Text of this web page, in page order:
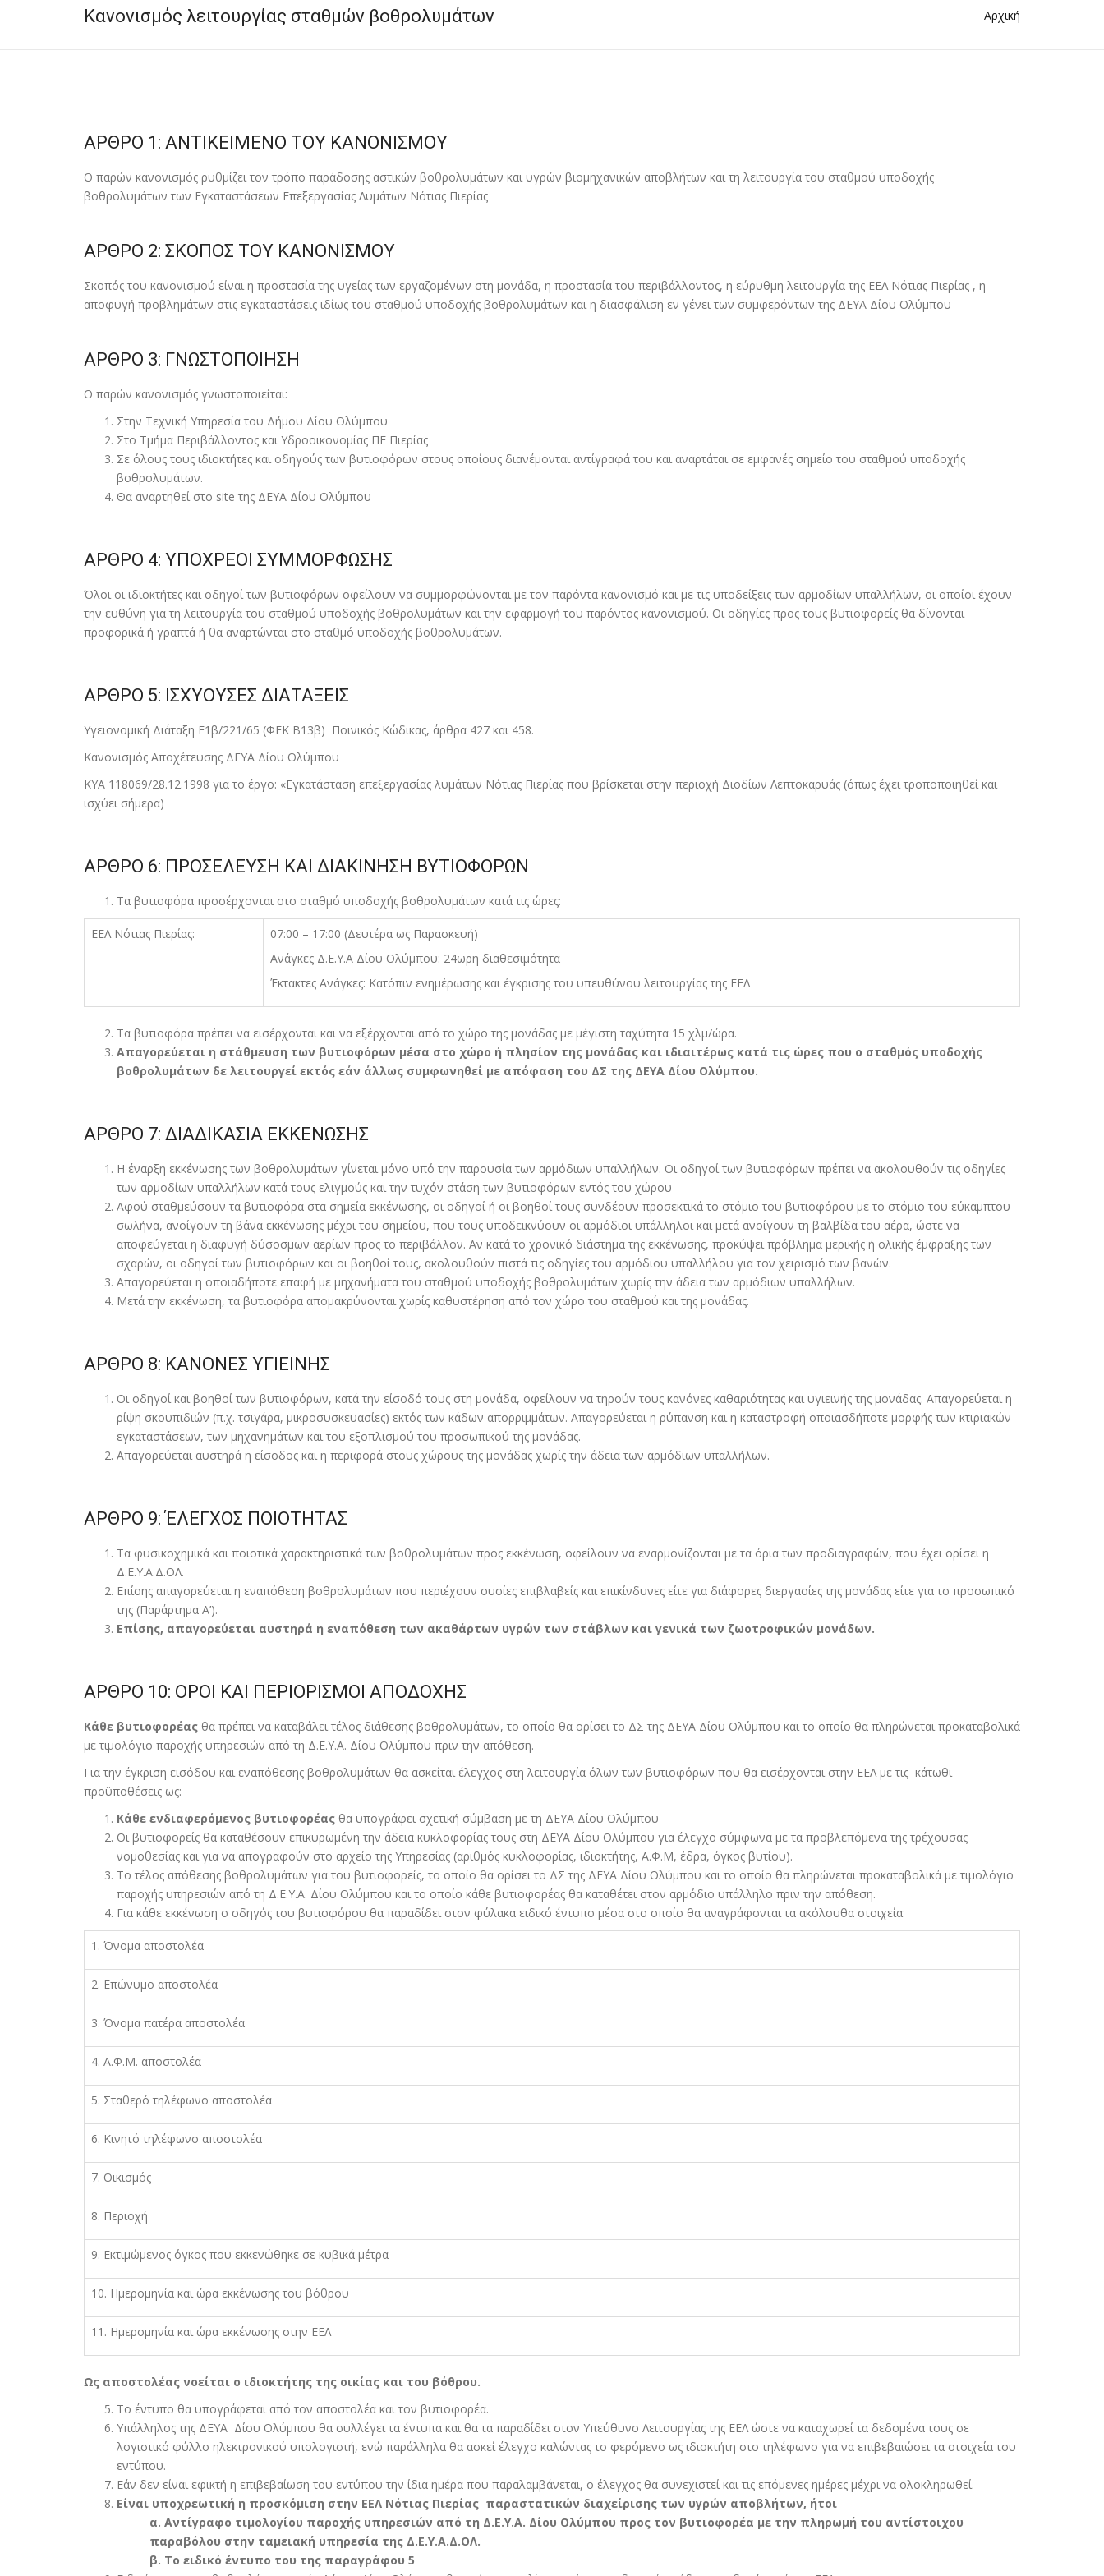
Κανονισμός λειτουργίας σταθμών βοθρολυμάτων Αρχική
ΑΡΘΡΟ 1: ΑΝΤΙΚΕΙΜΕΝΟ ΤΟΥ ΚΑΝΟΝΙΣΜΟΥ
Ο παρών κανονισµός ρυθµίζει τον τρόπο παράδοσης αστικών βοθρολυµάτων και υγρών βιοµηχανικών αποβλήτων και τη λειτουργία του σταθµού υποδοχής
βοθρολυµάτων των Εγκαταστάσεων Επεξεργασίας Λυµάτων Νότιας Πιερίας
ΑΡΘΡΟ 2: ΣΚΟΠΟΣ ΤΟΥ ΚΑΝΟΝΙΣΜΟΥ
Σκοπός του κανονισµού είναι η προστασία της υγείας των εργαζοµένων στη µονάδα, η προστασία του περιβάλλοντος, η εύρυθµη λειτουργία της ΕΕΛ Νότιας Πιερίας , η
αποφυγή προβληµάτων στις εγκαταστάσεις ιδίως του σταθµού υποδοχής βοθρολυµάτων και η διασφάλιση εν γένει των συµφερόντων της ΔΕΥΑ Δίου Ολύµπου
ΑΡΘΡΟ 3: ΓΝΩΣΤΟΠΟΙΗΣΗ
Ο παρών κανονισµός γνωστοποιείται:
Στην Τεχνική Υπηρεσία του Δήµου Δίου Ολύµπου
Στο Τµήµα Περιβάλλοντος και Υδροοικονοµίας ΠΕ Πιερίας
Σε όλους τους ιδιοκτήτες και οδηγούς των βυτιοφόρων στους οποίους διανέµονται αντίγραφά του και αναρτάται σε εµφανές σηµείο του σταθµού υποδοχής
βοθρολυµάτων.
Θα αναρτηθεί στο site της ΔΕΥΑ Δίου Ολύµπου
ΑΡΘΡΟ 4: ΥΠΟΧΡΕΟΙ ΣΥΜΜΟΡΦΩΣΗΣ
Όλοι οι ιδιοκτήτες και οδηγοί των βυτιοφόρων οφείλουν να συµµορφώνονται µε τον παρόντα κανονισµό και µε τις υποδείξεις των αρµοδίων υπαλλήλων, οι οποίοι έχουν
την ευθύνη για τη λειτουργία του σταθµού υποδοχής βοθρολυµάτων και την εφαρµογή του παρόντος κανονισµού. Οι οδηγίες προς τους βυτιοφορείς θα δίνονται
προφορικά ή γραπτά ή θα αναρτώνται στο σταθµό υποδοχής βοθρολυµάτων.
ΑΡΘΡΟ 5: ΙΣΧΥΟΥΣΕΣ ΔΙΑΤΑΞΕΙΣ
Υγειονοµική Διάταξη Ε1β/221/65 (ΦΕΚ Β13β) Ποινικός Κώδικας, άρθρα 427 και 458.
Κανονισµός Αποχέτευσης ΔΕΥΑ Δίου Ολύµπου
ΚΥΑ 118069/28.12.1998 για το έργο: «Εγκατάσταση επεξεργασίας λυµάτων Νότιας Πιερίας που βρίσκεται στην περιοχή Διοδίων Λεπτοκαρυάς (όπως έχει τροποποιηθεί και
ισχύει σήµερα)
ΑΡΘΡΟ 6: ΠΡΟΣΕΛΕΥΣΗ ΚΑΙ ΔΙΑΚΙΝΗΣΗ ΒΥΤΙΟΦΟΡΩΝ
Τα βυτιοφόρα προσέρχονται στο σταθµό υποδοχής βοθρολυµάτων κατά τις ώρες:
ΕΕΛ Νότιας Πιερίας:
07:00 – 17:00 (Δευτέρα ως Παρασκευή)
Ανάγκες Δ.Ε.Υ.Α Δίου Ολύµπου: 24ωρη διαθεσιµότητα
Έκτακτες Ανάγκες: Κατόπιν ενηµέρωσης και έγκρισης του υπευθύνου λειτουργίας της ΕΕΛ
Τα βυτιοφόρα πρέπει να εισέρχονται και να εξέρχονται από το χώρο της µονάδας µε µέγιστη ταχύτητα 15 χλµ/ώρα.
Απαγορεύεται η στάθµευση των βυτιοφόρων µέσα στο χώρο ή πλησίον της µονάδας και ιδιαιτέρως κατά τις ώρες που ο σταθµός υποδοχής
βοθρολυµάτων δε λειτουργεί εκτός εάν άλλως συµφωνηθεί µε απόφαση του ΔΣ της ΔΕΥΑ Δίου Ολύµπου.
ΑΡΘΡΟ 7: ΔΙΑΔΙΚΑΣΙΑ ΕΚΚΕΝΩΣΗΣ
Η έναρξη εκκένωσης των βοθρολυµάτων γίνεται µόνο υπό την παρουσία των αρµόδιων υπαλλήλων. Οι οδηγοί των βυτιοφόρων πρέπει να ακολουθούν τις οδηγίες
των αρµοδίων υπαλλήλων κατά τους ελιγµούς και την τυχόν στάση των βυτιοφόρων εντός του χώρου
Αφού σταθµεύσουν τα βυτιοφόρα στα σηµεία εκκένωσης, οι οδηγοί ή οι βοηθοί τους συνδέουν προσεκτικά το στόµιο του βυτιοφόρου µε το στόµιο του εύκαµπτου
σωλήνα, ανοίγουν τη βάνα εκκένωσης µέχρι του σηµείου, που τους υποδεικνύουν οι αρµόδιοι υπάλληλοι και µετά ανοίγουν τη βαλβίδα του αέρα, ώστε να
αποφεύγεται η διαφυγή δύσοσµων αερίων προς το περιβάλλον. Αν κατά το χρονικό διάστηµα της εκκένωσης, προκύψει πρόβληµα µερικής ή ολικής έµφραξης των
σχαρών, οι οδηγοί των βυτιοφόρων και οι βοηθοί τους, ακολουθούν πιστά τις οδηγίες του αρµόδιου υπαλλήλου για τον χειρισµό των βανών.
Απαγορεύεται η οποιαδήποτε επαφή µε µηχανήµατα του σταθµού υποδοχής βοθρολυµάτων χωρίς την άδεια των αρµόδιων υπαλλήλων.
Μετά την εκκένωση, τα βυτιοφόρα αποµακρύνονται χωρίς καθυστέρηση από τον χώρο του σταθµού και της µονάδας.
ΑΡΘΡΟ 8: ΚΑΝΟΝΕΣ ΥΓΙΕΙΝΗΣ
Οι οδηγοί και βοηθοί των βυτιοφόρων, κατά την είσοδό τους στη µονάδα, οφείλουν να τηρούν τους κανόνες καθαριότητας και υγιεινής της µονάδας. Απαγορεύεται η
ρίψη σκουπιδιών (π.χ. τσιγάρα, µικροσυσκευασίες) εκτός των κάδων απορριµµάτων. Απαγορεύεται η ρύπανση και η καταστροφή οποιασδήποτε µορφής των κτιριακών
εγκαταστάσεων, των µηχανηµάτων και του εξοπλισµού του προσωπικού της µονάδας.
Απαγορεύεται αυστηρά η είσοδος και η περιφορά στους χώρους της µονάδας χωρίς την άδεια των αρµόδιων υπαλλήλων.
ΑΡΘΡΟ 9: ΈΛΕΓΧΟΣ ΠΟΙΟΤΗΤΑΣ
Τα φυσικοχηµικά και ποιοτικά χαρακτηριστικά των βοθρολυµάτων προς εκκένωση, οφείλουν να εναρµονίζονται µε τα όρια των προδιαγραφών, που έχει ορίσει η
Δ.Ε.Υ.Α.Δ.ΟΛ.
Επίσης απαγορεύεται η εναπόθεση βοθρολυµάτων που περιέχουν ουσίες επιβλαβείς και επικίνδυνες είτε για διάφορες διεργασίες της µονάδας είτε για το προσωπικό
της (Παράρτηµα Α’).
Επίσης, απαγορεύεται αυστηρά η εναπόθεση των ακαθάρτων υγρών των στάβλων και γενικά των ζωοτροφικών µονάδων.
ΑΡΘΡΟ 10: ΟΡΟΙ ΚΑΙ ΠΕΡΙΟΡΙΣΜΟΙ ΑΠΟΔΟΧΗΣ
Κάθε βυτιοφορέας θα πρέπει να καταβάλει τέλος διάθεσης βοθρολυµάτων, το οποίο θα ορίσει το ΔΣ της ΔΕΥΑ Δίου Ολύµπου και το οποίο θα πληρώνεται προκαταβολικά
µε τιµολόγιο παροχής υπηρεσιών από τη Δ.Ε.Υ.Α. Δίου Ολύµπου πριν την απόθεση.
Για την έγκριση εισόδου και εναπόθεσης βοθρολυµάτων θα ασκείται έλεγχος στη λειτουργία όλων των βυτιοφόρων που θα εισέρχονται στην ΕΕΛ µε τις κάτωθι
προϋποθέσεις ως:
Κάθε ενδιαφερόµενος βυτιοφορέας θα υπογράφει σχετική σύµβαση µε τη ΔΕΥΑ Δίου Ολύµπου
Οι βυτιοφορείς θα καταθέσουν επικυρωµένη την άδεια κυκλοφορίας τους στη ΔΕΥΑ Δίου Ολύµπου για έλεγχο σύµφωνα µε τα προβλεπόµενα της τρέχουσας
νοµοθεσίας και για να απογραφούν στο αρχείο της Υπηρεσίας (αριθµός κυκλοφορίας, ιδιοκτήτης, Α.Φ.Μ, έδρα, όγκος βυτίου).
Το τέλος απόθεσης βοθρολυµάτων για του βυτιοφορείς, το οποίο θα ορίσει το ΔΣ της ΔΕΥΑ Δίου Ολύµπου και το οποίο θα πληρώνεται προκαταβολικά µε τιµολόγιο
παροχής υπηρεσιών από τη Δ.Ε.Υ.Α. Δίου Ολύµπου και το οποίο κάθε βυτιοφορέας θα καταθέτει στον αρµόδιο υπάλληλο πριν την απόθεση.
Για κάθε εκκένωση ο οδηγός του βυτιοφόρου θα παραδίδει στον φύλακα ειδικό έντυπο µέσα στο οποίο θα αναγράφονται τα ακόλουθα στοιχεία:
1. Όνοµα αποστολέα
2. Επώνυµο αποστολέα
3. Όνοµα πατέρα αποστολέα
4. Α.Φ.Μ. αποστολέα
5. Σταθερό τηλέφωνο αποστολέα
6. Κινητό τηλέφωνο αποστολέα
7. Οικισµός
8. Περιοχή
9. Εκτιµώµενος όγκος που εκκενώθηκε σε κυβικά µέτρα
10. Ηµεροµηνία και ώρα εκκένωσης του βόθρου
11. Ηµεροµηνία και ώρα εκκένωσης στην ΕΕΛ
Ως αποστολέας νοείται ο ιδιοκτήτης της οικίας και του βόθρου.
Το έντυπο θα υπογράφεται από τον αποστολέα και τον βυτιοφορέα.
Υπάλληλος της ΔΕΥΑ Δίου Ολύµπου θα συλλέγει τα έντυπα και θα τα παραδίδει στον Υπεύθυνο Λειτουργίας της ΕΕΛ ώστε να καταχωρεί τα δεδοµένα τους σε
λογιστικό φύλλο ηλεκτρονικού υπολογιστή, ενώ παράλληλα θα ασκεί έλεγχο καλώντας το φερόµενο ως ιδιοκτήτη στο τηλέφωνο για να επιβεβαιώσει τα στοιχεία του
εντύπου.
Εάν δεν είναι εφικτή η επιβεβαίωση του εντύπου την ίδια ηµέρα που παραλαµβάνεται, ο έλεγχος θα συνεχιστεί και τις επόµενες ηµέρες µέχρι να ολοκληρωθεί.
Είναι υποχρεωτική η προσκόµιση στην ΕΕΛ Νότιας Πιερίας παραστατικών διαχείρισης των υγρών αποβλήτων, ήτοι
α. Αντίγραφο τιµολογίου παροχής υπηρεσιών από τη Δ.Ε.Υ.Α. Δίου Ολύµπου προς τον βυτιοφορέα µε την πληρωµή του αντίστοιχου
παραβόλου στην ταµειακή υπηρεσία της Δ.Ε.Υ.Α.Δ.ΟΛ.
β. Το ειδικό έντυπο του της παραγράφου 5